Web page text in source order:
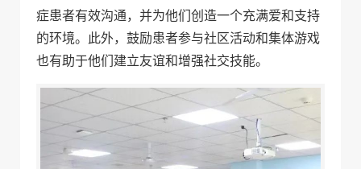
症患者有效沟通，并为他们创造一个充满爱和支持
的环境。此外，鼓励患者参与社区活动和集体游戏
也有助于他们建立友谊和增强社交技能。